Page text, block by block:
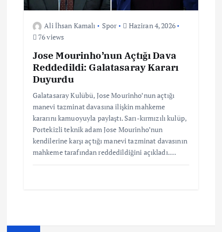
Ali İhsan Kamalı Spor
Haziran 4, 2026
76 views
Jose Mourinho’nun Açtığı Dava
Reddedildi: Galatasaray Kararı
Duyurdu
Galatasaray Kulübü, Jose Mourinho’nun açtığı
manevi tazminat davasına ilişkin mahkeme
kararını kamuoyuyla paylaştı. Sarı-kırmızılı kulüp,
Portekizli teknik adam Jose Mourinho’nun
kendilerine karşı açtığı manevi tazminat davasının
mahkeme tarafından reddedildiğini açıkladı.…